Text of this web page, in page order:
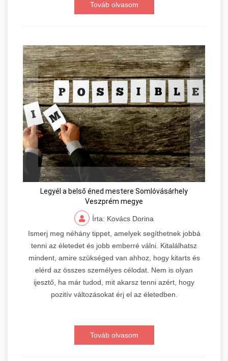
Továb olvasom
Legyél a belső éned mestere Somlóvásárhely
Veszprém megye
Írta: Kovács Dorina
Ismerj meg néhány tippet, amelyek segíthetnek jobbá
tenni az életedet és jobb emberré válni. Kitalálhatsz
mindent, amire szükséged van ahhoz, hogy kitarts és
elérd az összes személyes célodat. Nem is olyan
ijesztő, ha már tudod, mit akarsz tenni azért, hogy
pozitív változásokat érj el az életedben.
Továb olvasom